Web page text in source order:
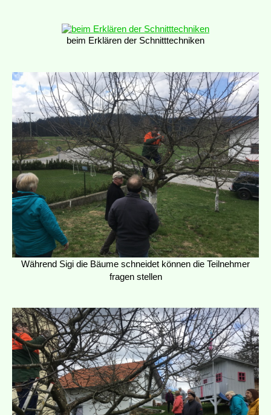
beim Erklären der Schnitttechniken
Während Sigi die Bäume schneidet können die Teilnehmer
fragen stellen